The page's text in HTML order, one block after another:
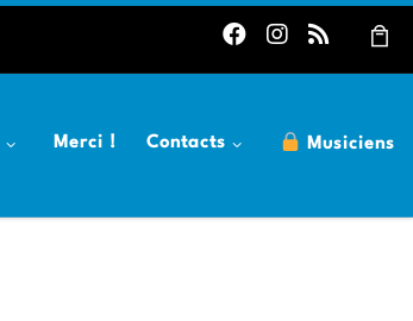
Merci ! Contacts Musiciens